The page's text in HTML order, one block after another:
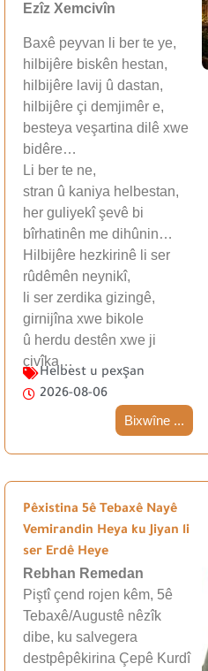
Ezîz Xemcivîn
Baxê peyvan li ber te ye,
hilbijêre biskên hestan,
hilbijêre lavij û dastan,
hilbijêre çi demjimêr e,
besteya veşartina dilê xwe
bidêre…
Li ber te ne,
stran û kaniya helbestan,
her guliyekî şevê bi
bîrhatinên me dihûnin…
Hilbijêre hezkirinê li ser
rûdêmên neynikî,
li ser zerdika gizingê,
girnijîna xwe bikole
û herdu destên xwe ji
çivîka…
Helbest u pexşan
2026-08-06
Bixwîne ...
Pêxistina 5ê Tebaxê Nayê
Vemirandin Heya ku Jiyan li
ser Erdê Heye
Rebhan Remedan
Piştî çend rojen kêm, 5ê
Tebaxê/Augustê nêzîk
dibe, ku salvegera
destpêpêkirina Çepê Kurdî